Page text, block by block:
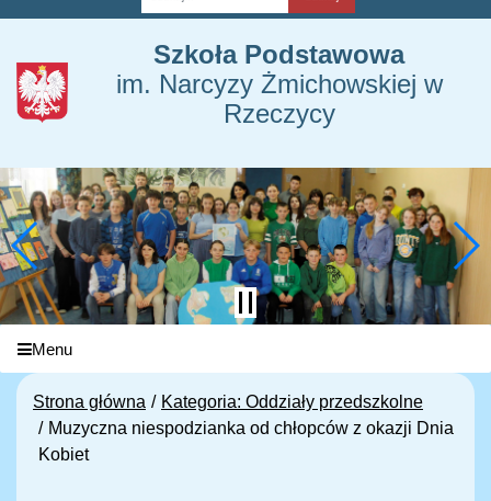
Szkoła Podstawowa
im. Narcyzy Żmichowskiej w
Rzeczycy
Menu
Strona główna
Kategoria: Oddziały przedszkolne
Muzyczna niespodzianka od chłopców z okazji Dnia
Kobiet